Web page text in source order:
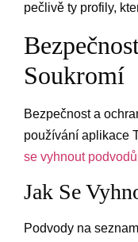
pečlivě ty profily,
Soukromí
Bezpečnost a
používání aplikace
se vyhnout
Jak Se
Podvody na